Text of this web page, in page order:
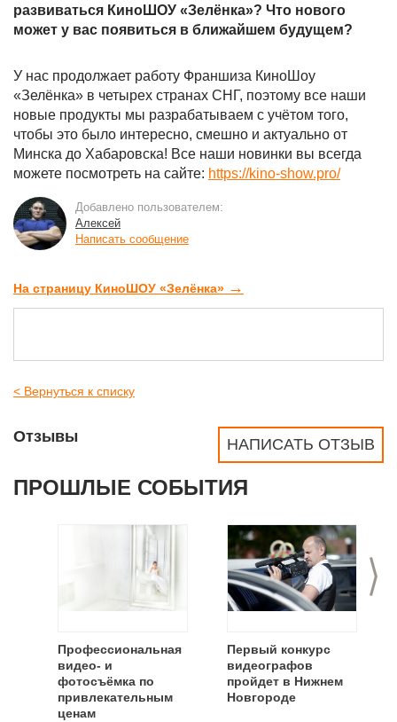
развиваться КиноШОУ «Зелёнка»? Что нового
может у вас появиться в ближайшем будущем?
У нас продолжает работу Франшиза КиноШоу
«Зелёнка» в четырех странах СНГ, поэтому все наши
новые продукты мы разрабатываем с учётом того,
чтобы это было интересно, смешно и актуально от
Минска до Хабаровска! Все наши новинки вы всегда
можете посмотреть на сайте: https://kino-show.pro/
Добавлено пользователем:
Алексей
Написать сообщение
На страницу КиноШОУ «Зелёнка» →
< Вернуться к списку
НАПИСАТЬ ОТЗЫВ
Отзывы
ПРОШЛЫЕ СОБЫТИЯ
>
Профессиональная
видео- и
фотосъёмка по
привлекательным
ценам
Первый конкурс
видеографов
пройдет в Нижнем
Новгороде